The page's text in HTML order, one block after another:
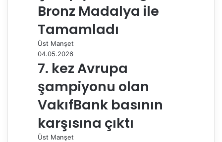
a
y
l
a
ş
Bronz Madalya ile
Tamamladı
Üst Manşet
04.05.2026
7. kez Avrupa
şampiyonu olan
VakıfBank basının
karşısına çıktı
Üst Manşet